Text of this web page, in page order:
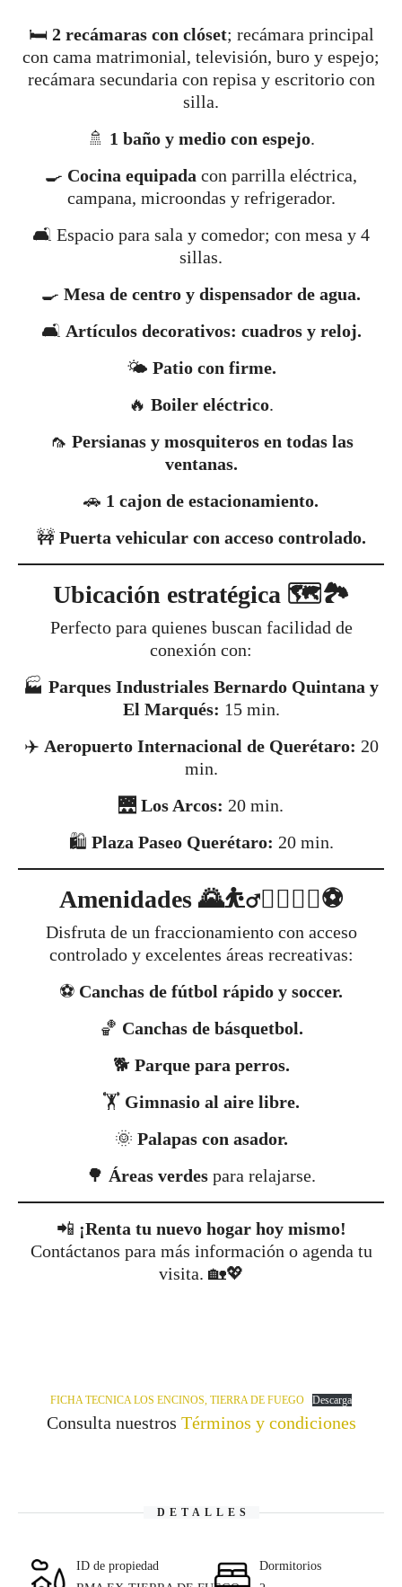
🛏️ 2 recámaras con clóset; recámara principal
con cama matrimonial, televisión, buro y espejo;
recámara secundaria con repisa y escritorio con
silla.
🚿 1 baño y medio con espejo.
🍳 Cocina equipada con parrilla eléctrica,
campana, microondas y refrigerador.
🛋️ Espacio para sala y comedor; con mesa y 4
sillas.
🍳 Mesa de centro y dispensador de agua.
🛋️ Artículos decorativos: cuadros y reloj.
🌤️ Patio con firme.
🔥 Boiler eléctrico.
🦟 Persianas y mosquiteros en todas las
ventanas.
🚗 1 cajon de estacionamiento.
🚧 Puerta vehicular con acceso controlado.
Ubicación estratégica 🗺️🏞️
Perfecto para quienes buscan facilidad de
conexión con:
🏭 Parques Industriales Bernardo Quintana y
El Marqués: 15 min.
✈️ Aeropuerto Internacional de Querétaro: 20
min.
🌉 Los Arcos: 20 min.
🛍️ Plaza Paseo Querétaro: 20 min.
Amenidades 🌄⛹️‍♂️🤸‍♂️🚴‍♀️⚽
Disfruta de un fraccionamiento con acceso
controlado y excelentes áreas recreativas:
⚽ Canchas de fútbol rápido y soccer.
🏀 Canchas de básquetbol.
🐕 Parque para perros.
🏋️ Gimnasio al aire libre.
🌞 Palapas con asador.
🌳 Áreas verdes para relajarse.
📲 ¡Renta tu nuevo hogar hoy mismo!
Contáctanos para más información o agenda tu
visita. 🏡💖
FICHA TECNICA LOS ENCINOS, TIERRA DE FUEGO Descarga
Consulta nuestros Términos y condiciones
DETALLES
ID de propiedad
Dormitorios